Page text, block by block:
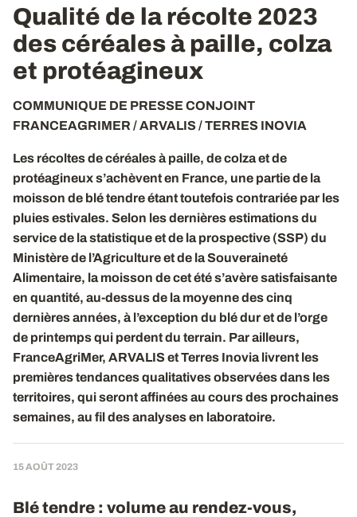
Qualité de la récolte 2023
des céréales à paille, colza
et protéagineux
COMMUNIQUE DE PRESSE CONJOINT
FRANCEAGRIMER / ARVALIS / TERRES INOVIA
Les récoltes de céréales à paille, de colza et de
protéagineux s’achèvent en France, une partie de la
moisson de blé tendre étant toutefois contrariée par les
pluies estivales. Selon les dernières estimations du
service de la statistique et de la prospective (SSP) du
Ministère de l’Agriculture et de la Souveraineté
Alimentaire, la moisson de cet été s’avère satisfaisante
en quantité, au-dessus de la moyenne des cinq
dernières années, à l’exception du blé dur et de l’orge
de printemps qui perdent du terrain. Par ailleurs,
FranceAgriMer, ARVALIS et Terres Inovia livrent les
premières tendances qualitatives observées dans les
territoires, qui seront affinées au cours des prochaines
semaines, au fil des analyses en laboratoire.
15 AOÛT 2023
Blé tendre : volume au rendez-vous,